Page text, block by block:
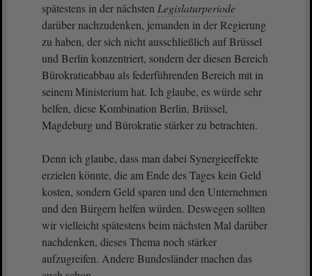
spätestens in der nächsten Legislaturperiode
darüber nachzudenken, jemanden in der Regierung
zu haben, der sich nicht ausschließlich auf Brüssel
und Berlin konzentriert, sondern der diesen Bereich
Bürokratieabbau als federführenden Bereich mit in
seinem Ministerium hat. Ich glaube, es würde sehr
helfen, diese Kombination Berlin, Brüssel,
Magdeburg und Bürokratie stärker zu betrachten.
Denn ich glaube, dass man dabei Synergieeffekte
erzielen könnte, die am Ende des Tages kein Geld
kosten, sondern Geld sparen und den Unternehmen
und den Bürgern helfen würden. Deswegen sollten
wir vielleicht spätestens beim nächsten Mal darüber
nachdenken, dieses Thema noch stärker
aufzugreifen. Andere Bundesländer machen das